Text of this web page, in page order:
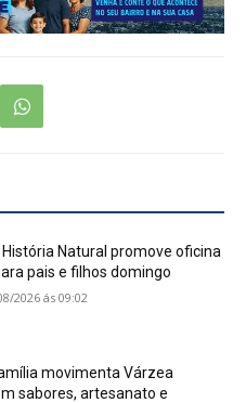
História Natural promove oficina
pais e filhos domingo
2026 ás 09:02
movimenta Várzea
sabores, artesanato e